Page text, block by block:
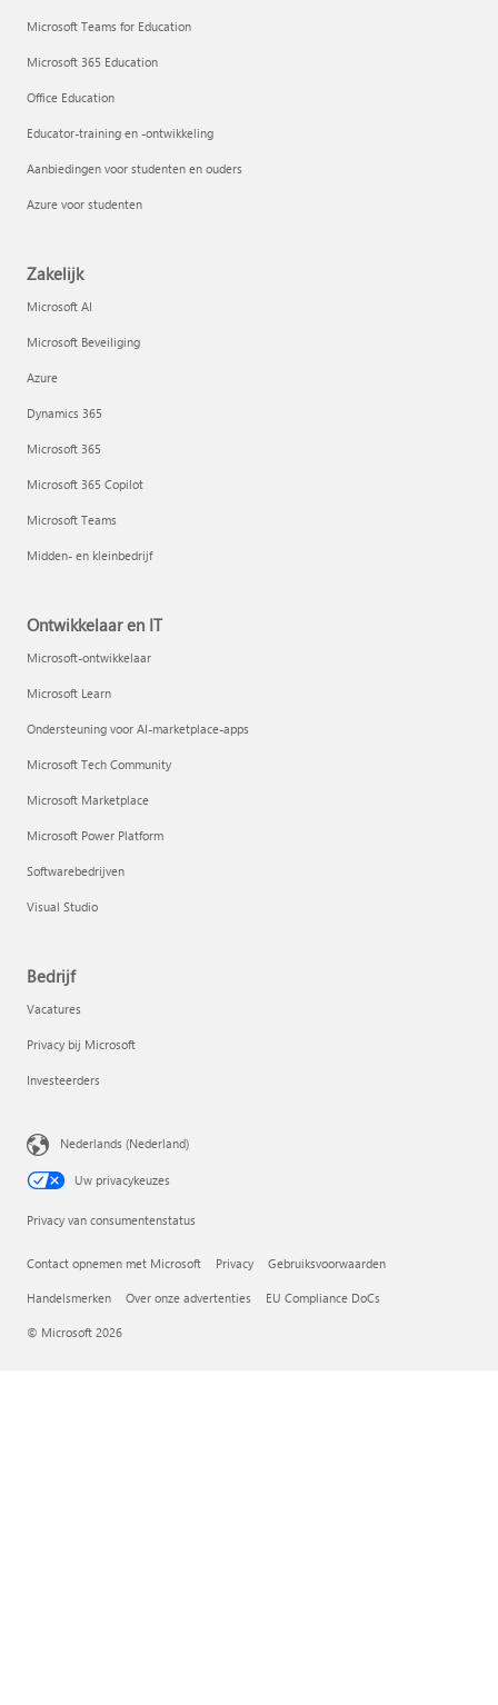
Microsoft Teams for Education
Microsoft 365 Education
Office Education
Educator-training en -ontwikkeling
Aanbiedingen voor studenten en ouders
Azure voor studenten
Zakelijk
Microsoft AI
Microsoft Beveiliging
Azure
Dynamics 365
Microsoft 365
Microsoft 365 Copilot
Microsoft Teams
Midden- en kleinbedrijf
Ontwikkelaar en IT
Microsoft-ontwikkelaar
Microsoft Learn
Ondersteuning voor AI-marketplace-apps
Microsoft Tech Community
Microsoft Marketplace
Microsoft Power Platform
Softwarebedrijven
Visual Studio
Bedrijf
Vacatures
Privacy bij Microsoft
Investeerders
Nederlands (Nederland)
Uw privacykeuzes
Privacy van consumentenstatus
Contact opnemen met Microsoft Privacy Gebruiksvoorwaarden
Handelsmerken Over onze advertenties EU Compliance DoCs
© Microsoft 2026